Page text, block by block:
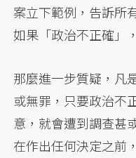
案立下範例，告訴所
如果「政治不正確」
那麼進一步質疑，凡
或無罪，只要政治不
意，就會遭到調查甚
在作出任何決定之前